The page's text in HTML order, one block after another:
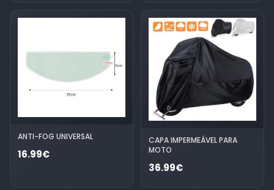
ANTI-FOG UNIVERSAL
16.99€
CAPA IMPERMEÁVEL PARA
MOTO
36.99€